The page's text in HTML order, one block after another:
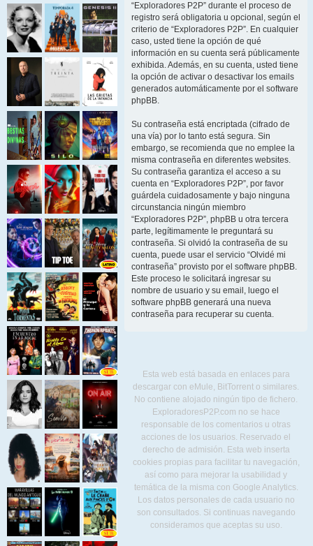
“Exploradores P2P” durante el proceso de
registro será obligatoria u opcional, según el
criterio de “Exploradores P2P”. En cualquier
caso, usted tiene la opción de qué
información en su cuenta será públicamente
exhibida. Además, en su cuenta, usted tiene
la opción de activar o desactivar los emails
generados automáticamente por el software
phpBB.
Su contraseña está encriptada (cifrado de
una vía) por lo tanto está segura. Sin
embargo, se recomienda que no emplee la
misma contraseña en diferentes websites.
Su contraseña garantiza el acceso a su
cuenta en “Exploradores P2P”, por favor
guárdela cuidadosamente y bajo ninguna
circunstancia ningún miembro
“Exploradores P2P”, phpBB u otra tercera
parte, legítimamente le preguntará su
contraseña. Si olvidó la contraseña de su
cuenta, puede usar el servicio “Olvidé mi
contraseña” provisto por el software phpBB.
Este proceso le solicitará ingresar su
nombre de usuario y su email, luego el
software phpBB generará una nueva
contraseña para recuperar su cuenta.
Esta web está basada en enlaces para
descargar con eMule, BitTorrent o similares.
No contiene alojado ningún tipo de fichero.
ExploradoresP2P.com no se hace
responsable de los comentarios u otras
acciones de los usuarios. Reservado el
derecho de admisión. Esta web inserta
cookies propias para facilitar tu navegación,
así como para mejorar la usabilidad y
temática de la misma con Google Analytics.
Los datos personales de cada usuario no
son consultados. Si continuas navegando
consideramos que aceptas su uso.